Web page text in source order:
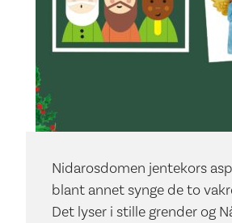
Nidarosdomen jentekors
blant annet synge de to
Det lyser i stille grender og